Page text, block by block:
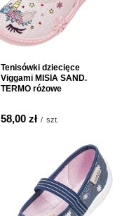
Tenisówki dziecięce
Viggami MISIA SAND.
TERMO różowe
58,00 zł / szt.